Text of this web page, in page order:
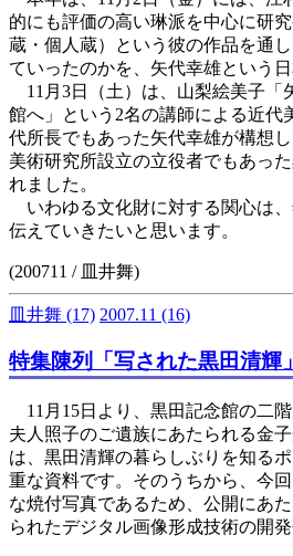
的にも評価の高い琳派を中心に研
蔵・個人蔵）という彼の作品を通
ていったのかを、矢代幸雄という
11月3日（土）は、山梨絵美子「
館へ」という2名の講師による近代
代所長でもあった矢代幸雄が構想
美術研究所設立の立役者でもあっ
れました。
いわゆる文化財に対する関心は
伝えていきたいと思います。
(200711 / 皿井舞)
皿井舞 (17) 2007.11 (16)
特集陳列「写された黒田清輝」
11月15日より、黒田記念館の二
夫人照子のご遺族にあたられる金
は、黒田清輝の暮らしぶりを知る
重な資料です。そのうちから、今
な焼付写真であるため、公開にあ
られたデジタル画像形成技術の開